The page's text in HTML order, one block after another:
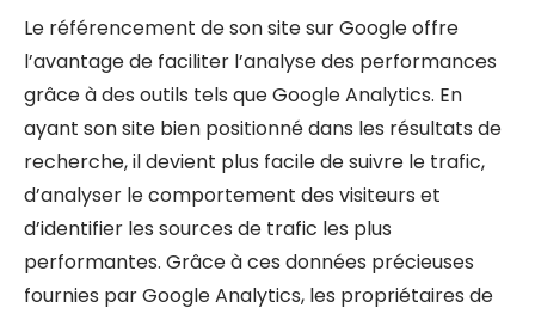
Le référencement de son site sur Google offre
l’avantage de faciliter l’analyse des performances
grâce à des outils tels que Google Analytics. En
ayant son site bien positionné dans les résultats de
recherche, il devient plus facile de suivre le trafic,
d’analyser le comportement des visiteurs et
d’identifier les sources de trafic les plus
performantes. Grâce à ces données précieuses
fournies par Google Analytics, les propriétaires de